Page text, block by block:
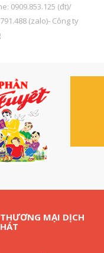
0909.853.125 (đt)/
(zalo)- Công ty
MẠI DỊCH